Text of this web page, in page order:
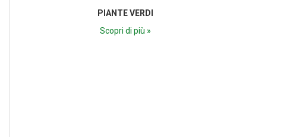
PIANTE VERDI
Scopri di più »